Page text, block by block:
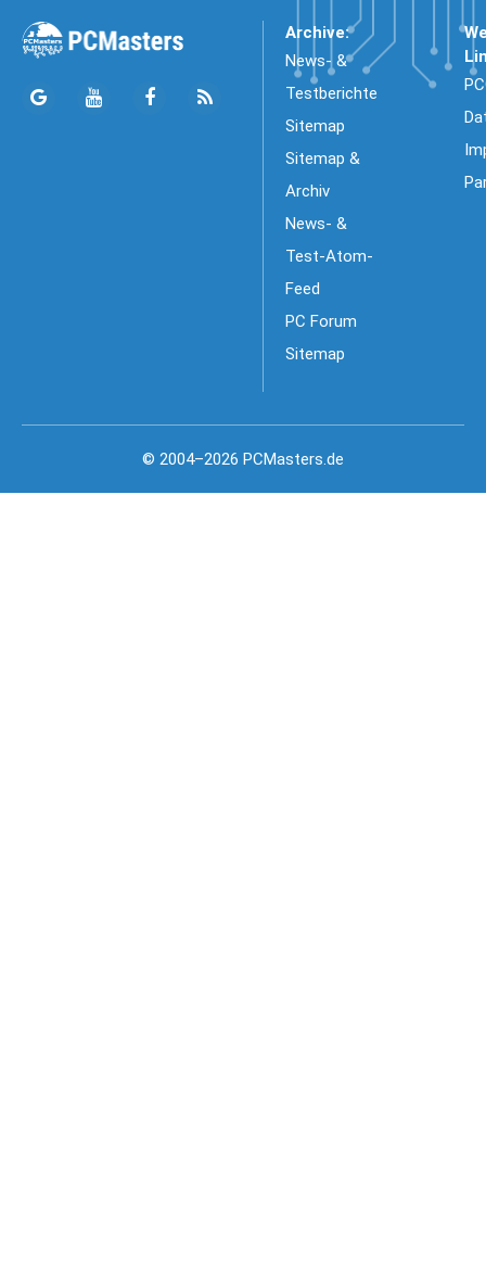
Archive:
News- &
Testberichte
Sitemap
Sitemap &
Archiv
News- &
Test-Atom-
Feed
PC Forum
Sitemap
© 2004–2026 PCMasters.de